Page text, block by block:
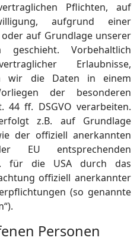
Pflichten, auf
aufgrund einer
auf Grundlage unserer
geschieht. Vorbehaltlich
Erlaubnisse,
wir die Daten in einem
der besonderen
44 ff. DSGVO verarbeiten.
z.B. auf Grundlage
der offiziell anerkannten
EU entsprechenden
für die USA durch das
offiziell anerkannter
(so genannte
Personen